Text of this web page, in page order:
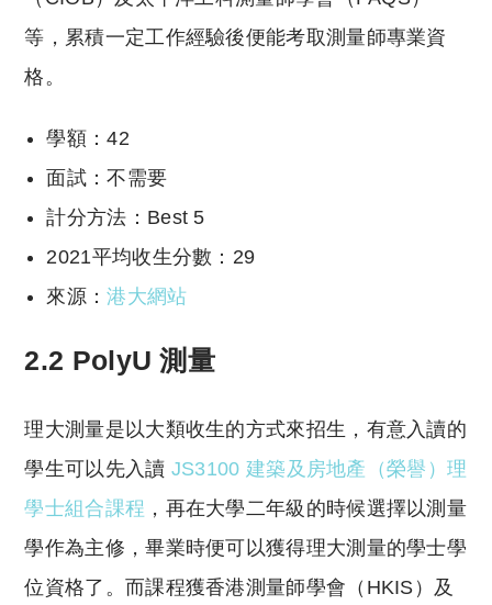
等，累積一定工作經驗後便能考取測量師專業資
格。
學額：42
面試：不需要
計分方法：Best 5
2021平均收生分數：29
來源：港大網站
2.2 PolyU 測量
理大測量是以大類收生的方式來招生，有意入讀的
學生可以先入讀 JS3100 建築及房地產（榮譽）理
學士組合課程 ，再在大學二年級的時候選擇以測量
學作為主修，畢業時便可以獲得理大測量的學士學
位資格了。而課程獲香港測量師學會（HKIS）及